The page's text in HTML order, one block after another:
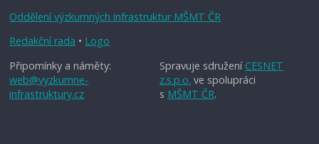
Oddělení výzkumných infrastruktur MŠMT ČR
Redakční rada • Logo
Spravuje sdružení CESNET
z.s.p.o. ve spolupráci
s MŠMT ČR.
Připomínky a náměty:
web@vyzkumne-
infrastruktury.cz